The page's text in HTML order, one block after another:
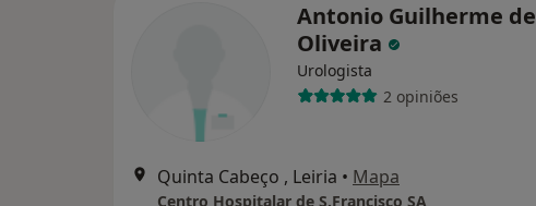
Antonio Guilherme de
Oliveira
Urologista
2 opiniões
Quinta Cabeço , Leiria • Mapa
Centro Hospitalar de S.Francisco SA